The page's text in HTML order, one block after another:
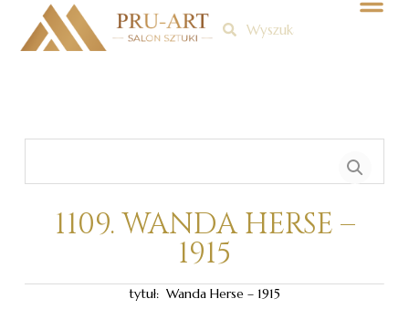
SzukajSzukaj
1109. WANDA HERSE –
1915
tytuł: Wanda Herse – 1915